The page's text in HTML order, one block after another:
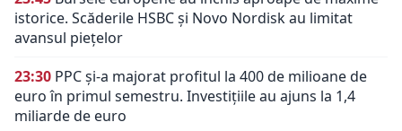
istorice. Scăderile HSBC și Novo Nordisk au limitat
avansul piețelor
23:30 PPC și-a majorat profitul la 400 de milioane de
euro în primul semestru. Investițiile au ajuns la 1,4
miliarde de euro